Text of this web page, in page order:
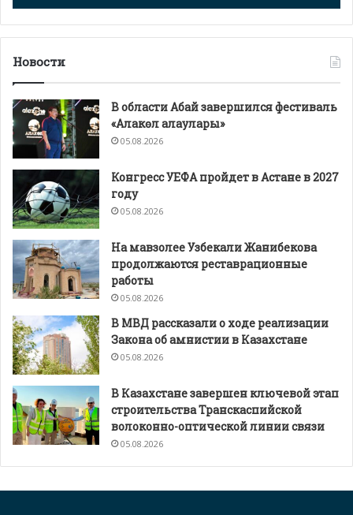
Новости
В области Абай завершился фестиваль
«Алакөл алаулары»
05.08.2026
Конгресс УЕФА пройдет в Астане в 2027
году
05.08.2026
На мавзолее Узбекали Жанибекова
продолжаются реставрационные
работы
05.08.2026
В МВД рассказали о ходе реализации
Закона об амнистии в Казахстане
05.08.2026
В Казахстане завершен ключевой этап
строительства Транскаспийской
волоконно-оптической линии связи
05.08.2026